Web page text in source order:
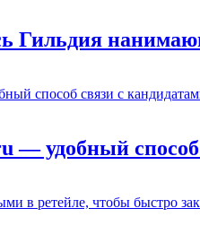
Гильдия
— удобный